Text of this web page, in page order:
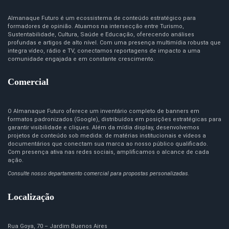
Almanaque Futuro é um ecossistema de conteúdo estratégico para
formadores de opinião. Atuamos na intersecção entre Turismo,
Sustentabilidade, Cultura, Saúde e Educação, oferecendo análises
profundas e artigos de alto nível. Com uma presença multimídia robusta que
integra vídeo, rádio e TV, conectamos reportagens de impacto a uma
comunidade engajada e em constante crescimento.
Comercial
O Almanaque Futuro oferece um inventário completo de banners em
formatos padronizados (Google), distribuídos em posições estratégicas para
garantir visibilidade e cliques. Além da mídia display, desenvolvemos
projetos de conteúdo sob medida: de matérias institucionais e vídeos a
documentários que conectam sua marca ao nosso público qualificado.
Com presença ativa nas redes sociais, amplificamos o alcance de cada
ação.
Consulte nosso departamento comercial para propostas personalizadas.
Localização
Rua Goya, 70 – Jardim Buenos Aires